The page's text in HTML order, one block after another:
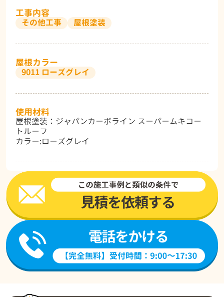
工事内容
その他工事 屋根塗装
屋根カラー
9011 ローズグレイ
使用材料
屋根塗装：ジャパンカーボライン スーパームキコー
トルーフ
カラー:ローズグレイ